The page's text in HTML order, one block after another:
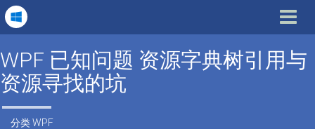
Toggle
WPF 已知问题 资源字典树引用与
资源寻找的坑
分类WPF